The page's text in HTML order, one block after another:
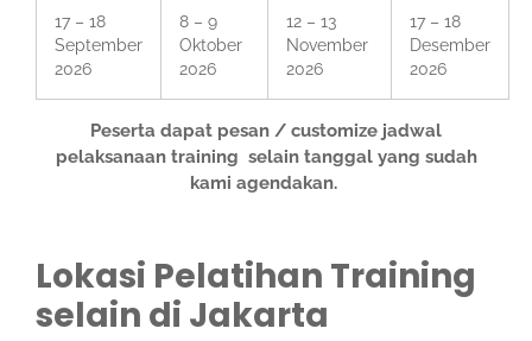
17 – 18
September
2026
8 – 9
Oktober
2026
12 – 13
November
2026
17 – 18
Desember
2026
Peserta dapat pesan / customize jadwal
pelaksanaan training selain tanggal yang sudah
kami agendakan.
Lokasi Pelatihan Training
selain di Jakarta